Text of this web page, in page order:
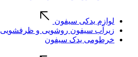
لوازم یدکی سیفون
زیرآب سیفون روشویی و ظرفشویی
خرطومی یدک سیفون